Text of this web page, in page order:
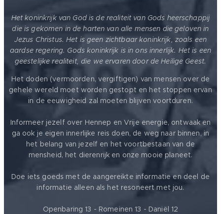
Het koninkrijk van God is de realiteit van Gods heerschappij
die is gekomen in de harten van alle mensen die geloven in
Jezus Christus. Het is geen zichtbaar koninkrijk, zoals een
aardse regering. Gods koninkrijk is in ons innerlijk. Het is een
geestelijke realiteit, die we ervaren door de Heilige Geest.
Het doden (vermoorden, vergiftigen) van mensen over de
gehele wereld moet worden gestopt en het stoppen ervan
in de eeuwigheid zal moeten blijven voortduren.
Informeer jezelf over Hennep en Vrije energie, ontwaak en
ga ook je eigen innerlijke reis doen, de weg naar binnen, in
het belang van jezelf en het voortbestaan van de
mensheid, het dierenrijk en onze mooie planeet.
Doe iets goeds met de aangereikte informatie en deel de
informatie alleen als het resoneert met jou.
Openbaring 13 - Romeinen 13 - Daniël 12